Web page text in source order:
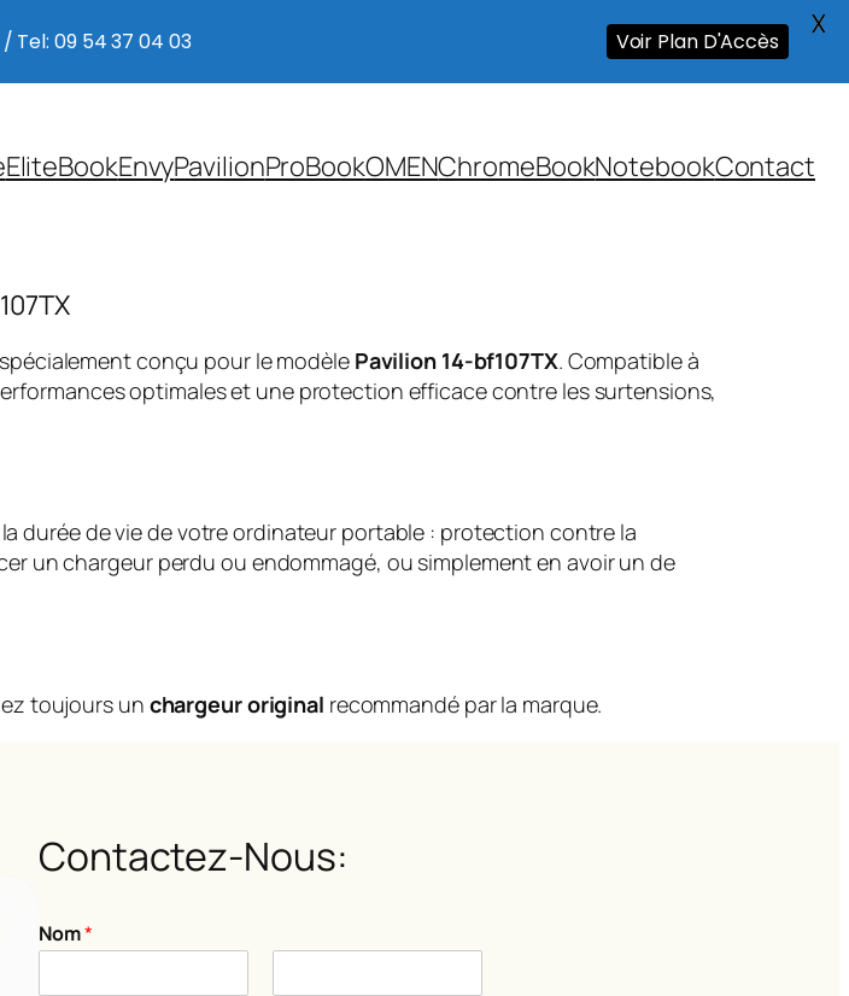
EliteBookEnvyPavilionProBookOMENChromeBookNotebookContact
conçu pour le modèle Pavilion 14-bf107TX. Compatible à
optimales et une protection efficace contre les surtensions,
durée de vie de votre ordinateur portable : protection contre la
un chargeur perdu ou endommagé, ou simplement en avoir un de
toujours un chargeur original recommandé par la marque.
Contactez-Nous:
Nom*
Tel: 09 54 37 04 03 Voir Plan D'Accès X